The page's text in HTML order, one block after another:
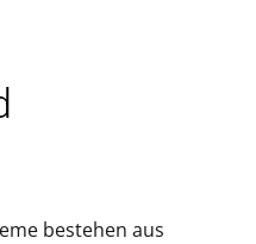
bestehen aus